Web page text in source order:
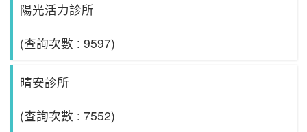
陽光活力診所
(查詢次數 : 9597)
晴安診所
(查詢次數 : 7552)